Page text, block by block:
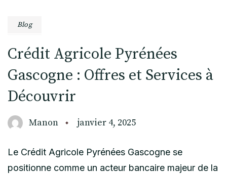
Blog
Crédit Agricole Pyrénées
Gascogne : Offres et Services à
Découvrir
Manon janvier 4, 2025
Le Crédit Agricole Pyrénées Gascogne se
positionne comme un acteur bancaire majeur de la